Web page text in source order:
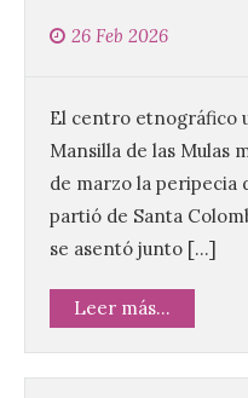
26 Feb 2026
El centro etnográfico
Mansilla de las Mulas
de marzo la peripecia
partió de Santa
se asentó junto […]
Leer más...